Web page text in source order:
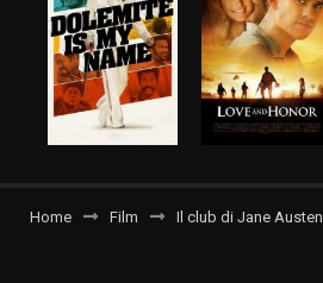
Home Film Il club di Jane Austen